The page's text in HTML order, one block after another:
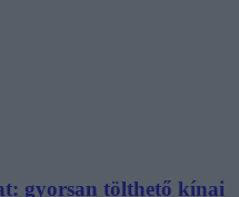
gyorsan tölthető kínai